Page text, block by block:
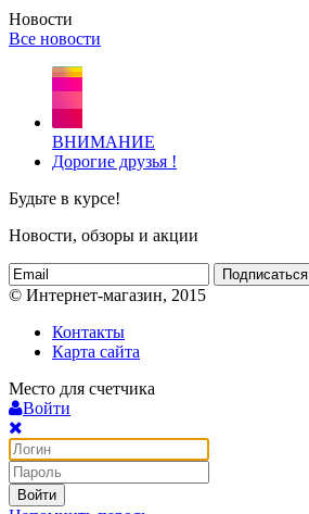
Новости
Все новости
ВНИМАНИЕ
Дорогие друзья !
Будьте в курсе!
Новости, обзоры и акции
Подписаться
© Интернет-магазин, 2015
Контакты
Карта сайта
Место для счетчика
Войти
Войти